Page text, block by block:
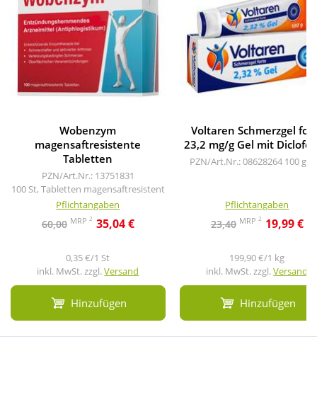
Wobenzym
magensaftresistente
Tabletten
PZN/Art.Nr.: 13751831
100 St, Tabletten magensaftresistent
Pflichtangaben
60,00 MRP 2 35,04 €
0,35 €/1 St
inkl. MwSt. zzgl.Versand
Hinzufügen
Voltaren Schmerzgel
23,2 mg/g Gel mit
PZN/Art.Nr.: 08628264 100 g,
Pflichtangaben
23,40 MRP 2 19,99 €
199,90 €/1 kg
inkl. MwSt. zzgl.Versand
Hinzufügen